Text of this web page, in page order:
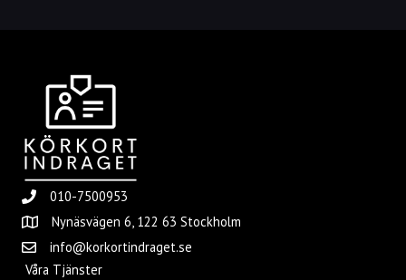
010-7500953
Nynäsvägen 6, 122 63 Stockholm
info@korkortindraget.se
Våra Tjänster